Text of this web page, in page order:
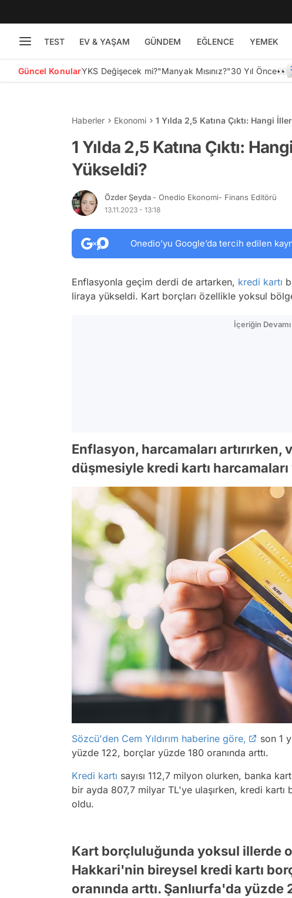
TEST EV & YAŞAM GÜNDEM EĞLENCE YEMEK
Güncel KonularYKS Değişecek mi?"Manyak Mısınız?"30 Yıl Önce👀
Haberler Ekonomi 1 Yılda 2,5 Katına Çıktı: Hangi
1 Yılda 2,5 Katına Çıktı:
Yükseldi?
Özder Şeyda - Onedio Ekonomi- Finans Editörü
13.11.2023 - 13:18
Onedio’yu Google’da tercih edilen
Enflasyonla geçim derdi de artarken, kredi kartı
liraya yükseldi. Kart borçları özellikle yoksul
İçeriğin Devamı
Enflasyon, harcamaları artırırken,
düşmesiyle kredi kartı
Sözcü'den Cem Yıldırım haberine göre,
son 1
yüzde 122, borçlar yüzde 180 oranında arttı.
Kredi kartı sayısı 112,7 milyon olurken, banka
bir ayda 807,7 milyar TL'ye ulaşırken, kredi kartı
oldu.
Kart borçluluğunda yoksul illerde
Hakkari'nin bireysel kredi kartı
oranında arttı. Şanlıurfa'da